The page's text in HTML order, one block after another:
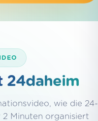
24daheim
wie die 24-
Minuten organisiert